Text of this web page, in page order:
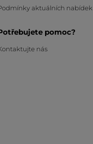
aktuálních nabídek
pomoc?
nás